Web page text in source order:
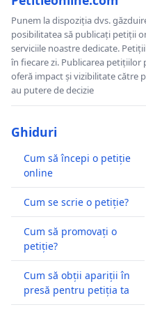
Punem la dispoziția dvs.
posibilitatea să publicați petiții
serviciile noastre dedicate.
în fiecare zi. Publicarea
oferă impact și vizibilitate către
au putere de decizie
Ghiduri
Cum să începi o petiție
online
Cum se scrie o petiție?
Cum să promovați o
petiție?
Cum să obții apariții în
presă pentru petiția ta